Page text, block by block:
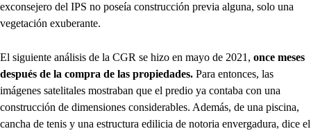
exconsejero del IPS no poseía construcción previa alguna, solo una
vegetación exuberante.
El siguiente análisis de la CGR se hizo en mayo de 2021, once meses
después de la compra de las propiedades. Para entonces, las
imágenes satelitales mostraban que el predio ya contaba con una
construcción de dimensiones considerables. Además, de una piscina,
cancha de tenis y una estructura edilicia de notoria envergadura, dice el